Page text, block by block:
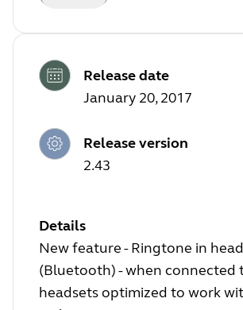
Release date
January 20, 2017
Release version
2.43
Details
New feature - Ringtone in
(Bluetooth) - when connected
headsets optimized to work